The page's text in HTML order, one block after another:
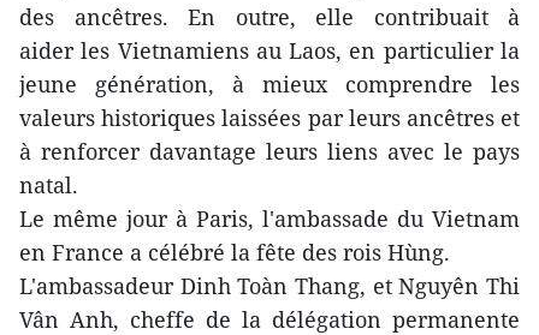
des ancêtres. En outre, elle contribuait à
aider les Vietnamiens au Laos, en particulier la
jeune génération, à mieux comprendre les
valeurs historiques laissées par leurs ancêtres et
à renforcer davantage leurs liens avec le pays
natal.
Le même jour à Paris, l'ambassade du Vietnam
en France a célébré la fête des rois Hùng.
L'ambassadeur Dinh Toàn Thang, et Nguyên Thi
Vân Anh, cheffe de la délégation permanente